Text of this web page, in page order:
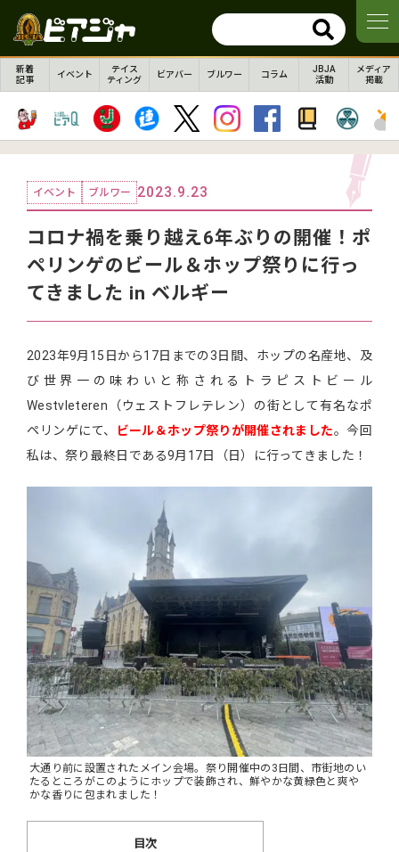
新着
記事
イベント
テイス
ティング
ビアバー ブルワー コラム
JBJA
活動
メディア
掲載
イベント ブルワー 2023.9.23
コロナ禍を乗り越え6年ぶりの開催！ポ
ペリンゲのビール＆ホップ祭りに行っ
てきました in ベルギー
2023年9月15日から17日までの3日間、ホップの名産地、及
び世界一の味わいと称されるトラピストビール
Westvleteren（ウェストフレテレン）の街として有名なポ
ペリンゲにて、
ビール＆ホップ祭りが開催されました。今回
私は、祭り最終日である9月17日（日）に行ってきました！
大通り前に設置されたメイン会場。祭り開催中の3日間、市街地のい
たるところがこのようにホップで装飾され、鮮やかな黄緑色と爽や
かな香りに包まれました！
目次